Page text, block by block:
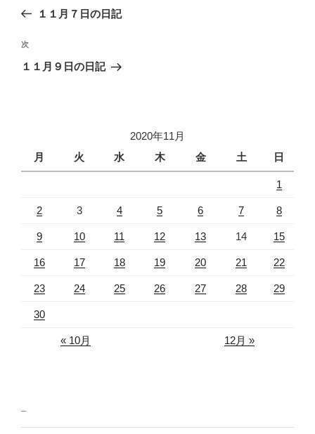
ビ
ゲ
去
投
稿
１１月７日の日記
次
の
次
１１月９日の日記
2020年11月
月
火 水 木 金 土 日
1
2 3 4 5 6 7 8
9 10 11 12 13 14 15
16 17 18 19 20 21 22
23 24 25 26 27 28 29
30
« 10月 12月 »